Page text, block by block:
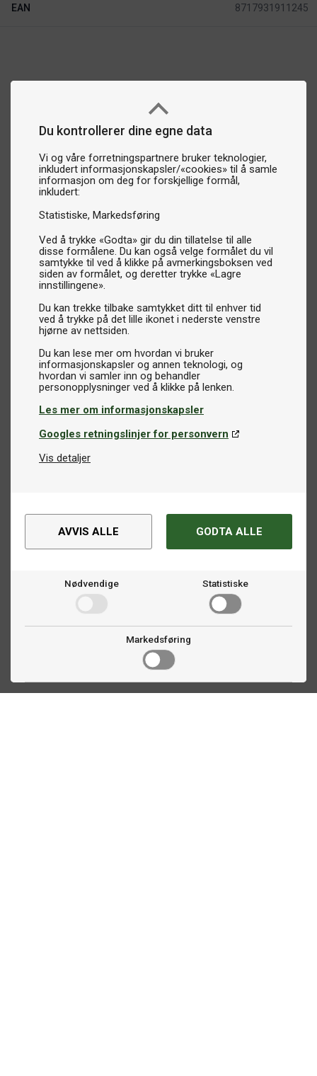
Du kontrollerer dine egne data
Vi og våre forretningspartnere bruker teknologier,
inkludert informasjonskapsler/«cookies» til å samle
informasjon om deg for forskjellige formål,
inkludert:
Statistiske Markedsføring
Ved å trykke «Godta» gir du din tillatelse til alle
disse formålene. Du kan også velge formålet du vil
samtykke til ved å klikke på avmerkingsboksen ved
siden av formålet, og deretter trykke «Lagre
innstillingene».
Du kan trekke tilbake samtykket ditt til enhver tid
ved å trykke på det lille ikonet i nederste venstre
hjørne av nettsiden.
Du kan lese mer om hvordan vi bruker
informasjonskapsler og annen teknologi, og
hvordan vi samler inn og behandler
Les mer om informasjonskapsler
Googles retningslinjer for personvern
Vis detaljer
AVVIS ALLE GODTA ALLE
Nødvendige Statistiske
Markedsføring
EAN 8717931911245